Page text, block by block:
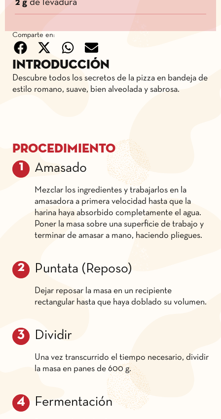
2 g de levadura
Comparte en:
Introducción
Descubre todos los secretos de la pizza en bandeja de
estilo romano, suave, bien alveolada y sabrosa.
Procedimiento
Amasado
Mezclar los ingredientes y trabajarlos en la
amasadora a primera velocidad hasta que la
harina haya absorbido completamente el agua.
Poner la masa sobre una superficie de trabajo y
terminar de amasar a mano, haciendo pliegues.
Puntata (Reposo)
Dejar reposar la masa en un recipiente
rectangular hasta que haya doblado su volumen.
Dividir
Una vez transcurrido el tiempo necesario, dividir
la masa en panes de 600 g.
Fermentación